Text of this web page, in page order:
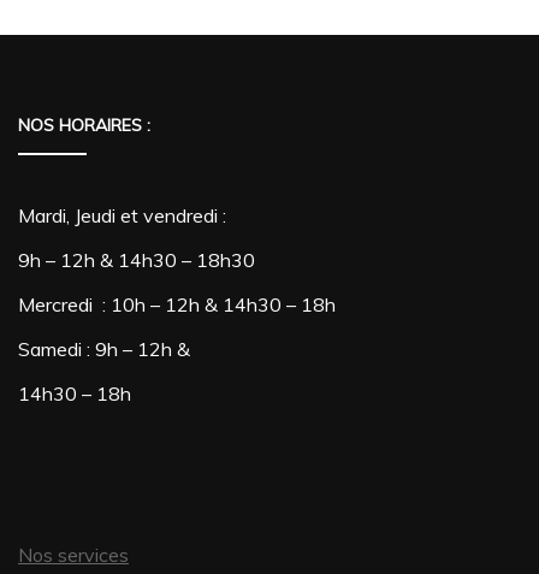
NOS HORAIRES :
Mardi, Jeudi et vendredi :
9h – 12h & 14h30 – 18h30
Mercredi : 10h – 12h & 14h30 – 18h
Samedi : 9h – 12h &
14h30 – 18h
Nos services